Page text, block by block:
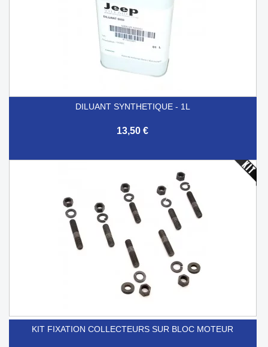
DILUANT SYNTHETIQUE - 1L
13,50 €
KIT FIXATION COLLECTEURS SUR BLOC MOTEUR